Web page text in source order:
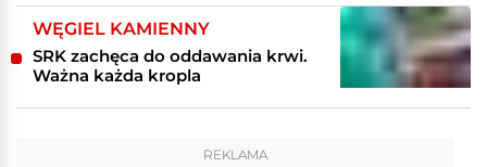
WĘGIEL KAMIENNY
SRK zachęca do oddawania krwi.
Ważna każda kropla
REKLAMA